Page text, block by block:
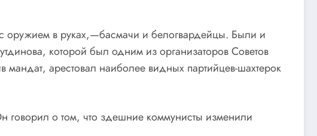
с оружием в руках,—басмачи и белогвардейцы. Были и
которой был одним из организаторов Советов
арестовал наиболее видных партийцев-шахтерок
говорил о том, что здешние коммунисты изменили